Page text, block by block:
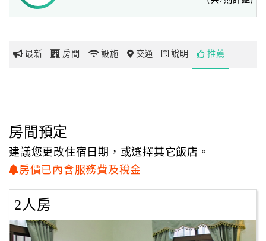
玩
地
圖
顧
務
此外，我們也提供腳踏車給喜歡休閒運動的您，可以在這兒
周邊的旅遊景點甚多，有玉虛宮玉皇大帝廟濟公活佛、九龍
在這附近有許多咖啡簡餐店，讓您在旅途中，在美食的陪伴
下，更加的歡欣愉悅！
累了嗎?『仁義潭溫馨民宿』是您的最佳選擇！歡迎您的光
※合法民宿編號130
最新 房間 設施 交通 說明 推薦
房間預定
建議您更改住宿日期，或選擇其它飯店。
房價已內含服務費及稅金
2人房